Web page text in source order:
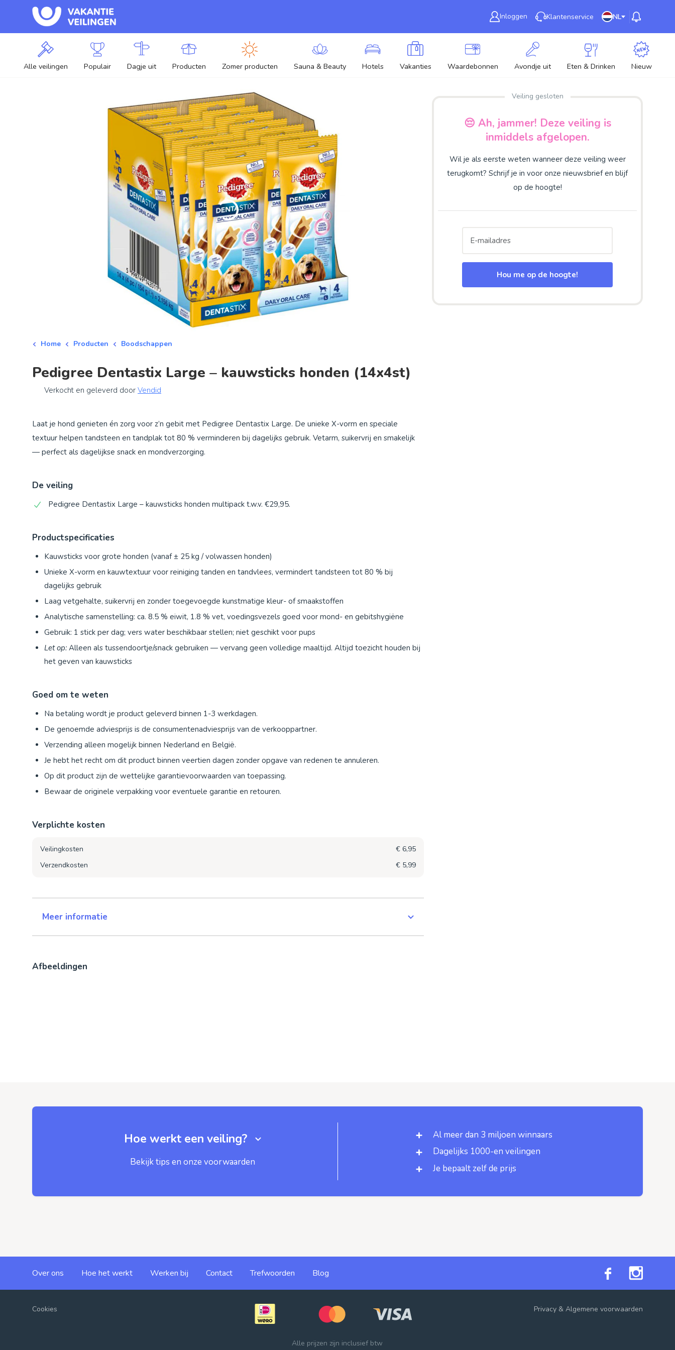
Inloggen Klantenservice NL
Alle veilingen Populair Dagje uit Producten Zomer producten Sauna & Beauty Hotels Vakanties Waardebonnen Avondje uit Eten & Drinken Nieuw
Home Producten Boodschappen
Pedigree Dentastix Large – kauwsticks honden (14x4st)
Verkocht en geleverd door Vendid
Veiling gesloten
😔 Ah, jammer! Deze veiling is
inmiddels afgelopen.
Wil je als eerste weten wanneer deze veiling weer
terugkomt? Schrijf je in voor onze nieuwsbrief en blijf
op de hoogte!
Hou me op de hoogte!
Laat je hond genieten én zorg voor z’n gebit met Pedigree Dentastix Large. De unieke X-vorm en speciale
textuur helpen tandsteen en tandplak tot 80 % verminderen bij dagelijks gebruik. Vetarm, suikervrij en smakelijk
— perfect als dagelijkse snack en mondverzorging.
De veiling
Pedigree Dentastix Large – kauwsticks honden multipack t.w.v. €29,95.
Productspecificaties
Kauwsticks voor grote honden (vanaf ± 25 kg / volwassen honden)
Unieke X-vorm en kauwtextuur voor reiniging tanden en tandvlees, vermindert tandsteen tot 80 % bij
dagelijks gebruik
Laag vetgehalte, suikervrij en zonder toegevoegde kunstmatige kleur- of smaakstoffen
Analytische samenstelling: ca. 8.5 % eiwit, 1.8 % vet, voedingsvezels goed voor mond- en gebitshygiëne
Gebruik: 1 stick per dag; vers water beschikbaar stellen; niet geschikt voor pups
Let op: Alleen als tussendoortje/snack gebruiken — vervang geen volledige maaltijd. Altijd toezicht houden bij
het geven van kauwsticks
Goed om te weten
Na betaling wordt je product geleverd binnen 1-3 werkdagen.
De genoemde adviesprijs is de consumentenadviesprijs van de verkooppartner.
Verzending alleen mogelijk binnen Nederland en België.
Je hebt het recht om dit product binnen veertien dagen zonder opgave van redenen te annuleren.
Op dit product zijn de wettelijke garantievoorwaarden van toepassing.
Bewaar de originele verpakking voor eventuele garantie en retouren.
Verplichte kosten
Veilingkosten
€ 6,95
Verzendkosten
€ 5,99
Meer informatie
Afbeeldingen
Hoe werkt een veiling?
Bekijk tips en onze voorwaarden
Al meer dan 3 miljoen winnaars
Dagelijks 1000-en veilingen
Je bepaalt zelf de prijs
Over ons Hoe het werkt Werken bij Contact Trefwoorden Blog
Cookies Privacy& Algemene voorwaarden
Alle prijzen zijn inclusief btw